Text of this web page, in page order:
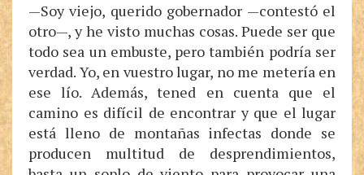
—Soy viejo, querido gobernador —contestó el
otro—, y he visto muchas cosas. Puede ser que
todo sea un embuste, pero también podría ser
verdad. Yo, en vuestro lugar, no me metería en
ese lío. Además, tened en cuenta que el
camino es difícil de encontrar y que el lugar
está lleno de montañas infectas donde se
producen multitud de desprendimientos,